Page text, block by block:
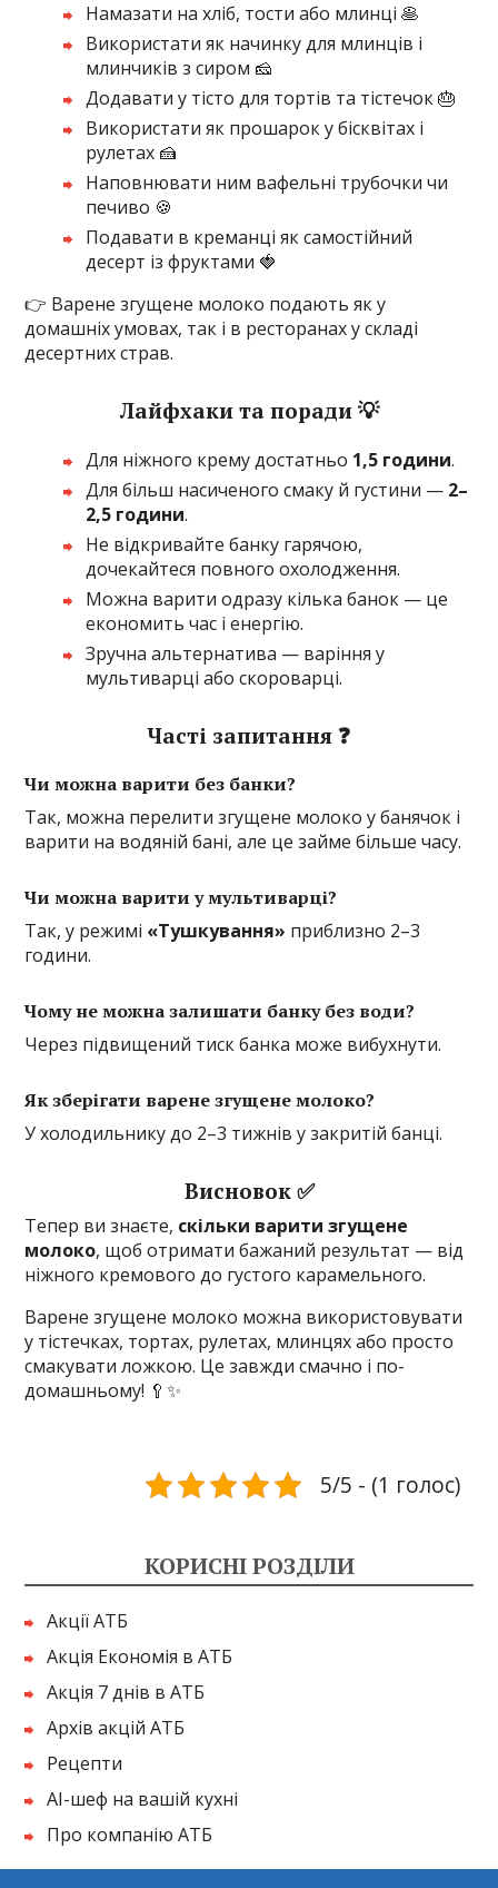
Намазати на хліб, тости або млинці 🥞
Використати як начинку для млинців і
млинчиків з сиром 🧀
Додавати у тісто для тортів та тістечок 🎂
Використати як прошарок у бісквітах і
рулетах 🍰
Наповнювати ним вафельні трубочки чи
печиво 🍪
Подавати в креманці як самостійний
десерт із фруктами 🍓
👉 Варене згущене молоко подають як у
домашніх умовах, так і в ресторанах у складі
десертних страв.
Лайфхаки та поради 💡
Для ніжного крему достатньо 1,5 години.
Для більш насиченого смаку й густини — 2–
2,5 години.
Не відкривайте банку гарячою,
дочекайтеся повного охолодження.
Можна варити одразу кілька банок — це
економить час і енергію.
Зручна альтернатива — варіння у
мультиварці або скороварці.
Часті запитання ❓
Чи можна варити без банки?
Так, можна перелити згущене молоко у банячок і
варити на водяній бані, але це займе більше часу.
Чи можна варити у мультиварці?
Так, у режимі «Тушкування» приблизно 2–3
години.
Чому не можна залишати банку без води?
Через підвищений тиск банка може вибухнути.
Як зберігати варене згущене молоко?
У холодильнику до 2–3 тижнів у закритій банці.
Висновок ✅
Тепер ви знаєте, скільки варити згущене
молоко, щоб отримати бажаний результат — від
ніжного кремового до густого карамельного.
Варене згущене молоко можна використовувати
у тістечках, тортах, рулетах, млинцях або просто
смакувати ложкою. Це завжди смачно і по-
домашньому! 🥄✨
5/5 - (1 голос)
КОРИСНІ РОЗДІЛИ
Акції АТБ
Акція Економія в АТБ
Акція 7 днів в АТБ
Архів акцій АТБ
Рецепти
AI-шеф на вашій кухні
Про компанію АТБ